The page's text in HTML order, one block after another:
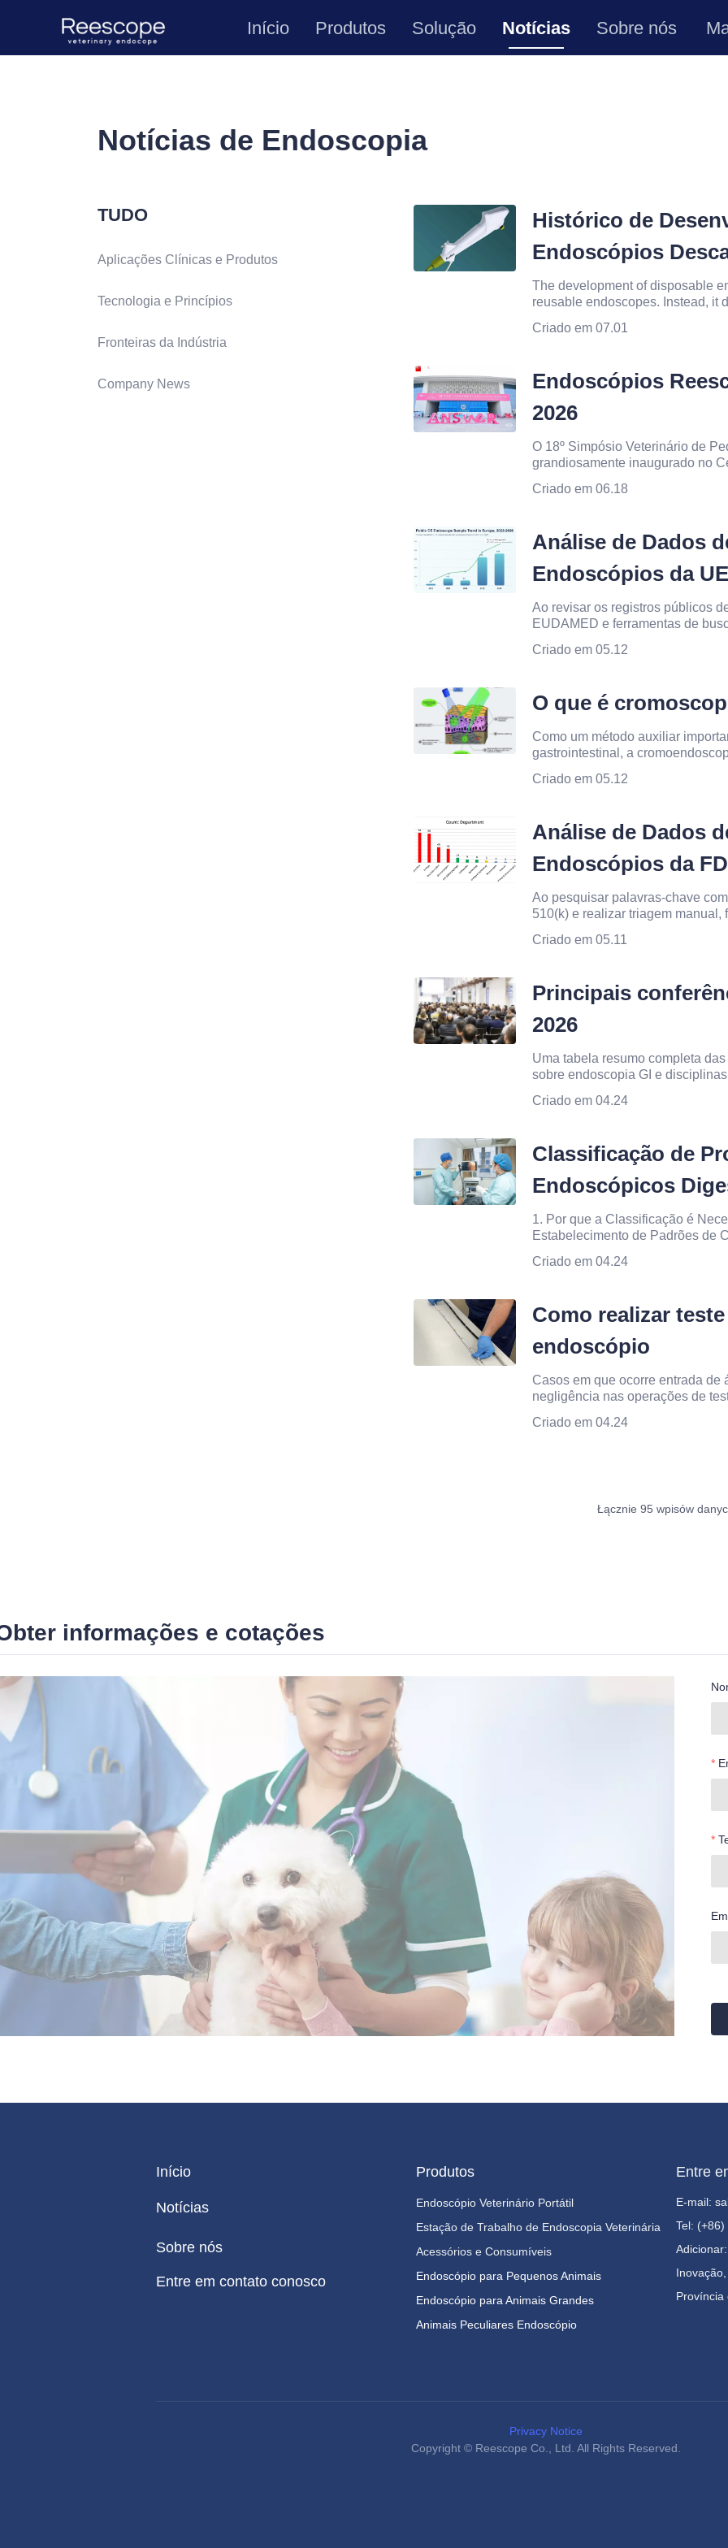
Início Produtos Solução Notícias Sobre nós
Notícias de Endoscopia
TUDO
Aplicações Clínicas e Produtos
Tecnologia e Princípios
Fronteiras da Indústria
Company News
Histórico de
Endoscópios
The development of disposable
reusable endoscopes. Instead, it
complex reprocessing proc
Criado em 07.01
Endoscópios
2026
O 18º Simpósio Veterinário de
grandiosamente inaugurado no
endoscópios, a Reescope
Criado em 06.18
Análise de Dados
Endoscópios da
Ao revisar os registros públicos
EUDAMED e ferramentas de
quadro geral é claro: a atividade
Criado em 05.12
O que é
Como um método auxiliar
gastrointestinal, a
estruturais sutis que são difíceis
Criado em 05.12
Análise de Dados
Endoscópios da
Ao pesquisar palavras-chave
510(k) e realizar triagem
Objetivamente, ainda pode haver
Criado em 05.11
Principais
2026
Uma tabela resumo completa
sobre endoscopia GI e
Internacional de Endoscopia
Criado em 04.24
Classificação de
Endoscópicos
1. Por que a Classificação é
Estabelecimento de Padrões de
de classificação para
Criado em 04.24
Como realizar
endoscópio
Casos em que ocorre entrada
negligência nas operações de
biofilme bacteriano, ainda
Criado em 04.24
Łącznie 95 wpisów
informações e cotações
Início
Notícias
Sobre nós
Entre em contato conosco
Produtos
Endoscópio Veterinário Portátil
Estação de Trabalho de Endoscopia Veterinária
Acessórios e Consumíveis
Endoscópio para Pequenos Animais
Endoscópio para Animais Grandes
Animais Peculiares Endoscópio
Entre
E-mail:
Tel:
Adicionar:
Província
Privacy Notice
Copyright ©️ Reescope Co., Ltd. All Rights Reserved.